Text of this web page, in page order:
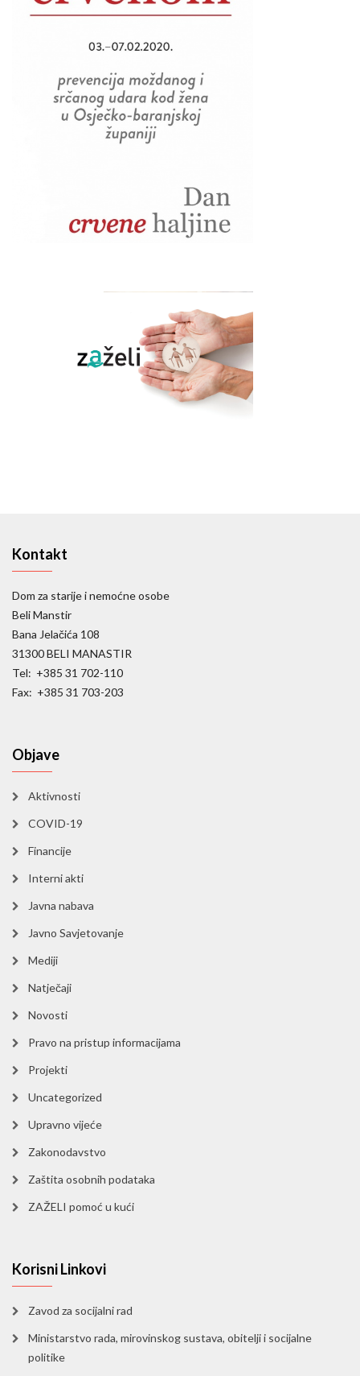
Kontakt
Dom za starije i nemoćne osobe
Beli Manstir
Bana Jelačića 108
31300 BELI MANASTIR
Tel: +385 31 702-110
Fax: +385 31 703-203
Objave
Aktivnosti
COVID-19
Financije
Interni akti
Javna nabava
Javno Savjetovanje
Mediji
Natječaji
Novosti
Pravo na pristup informacijama
Projekti
Uncategorized
Upravno vijeće
Zakonodavstvo
Zaštita osobnih podataka
ZAŽELI pomoć u kući
Korisni Linkovi
Zavod za socijalni rad
Ministarstvo rada, mirovinskog sustava, obitelji i socijalne
politike